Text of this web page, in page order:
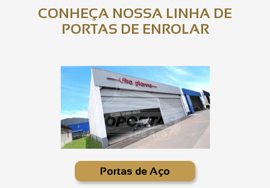
CONHEÇA NOSSA LINHA DE
PORTAS DE ENROLAR
Portas de Aço